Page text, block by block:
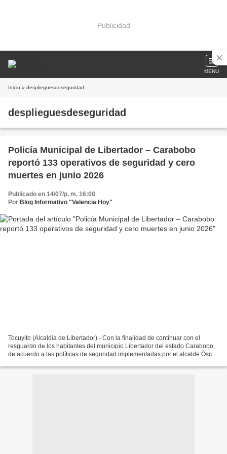
Publicidad
MENU
Inicio » desplieguesdeseguridad
desplieguesdeseguridad
Policía Municipal de Libertador – Carabobo
reportó 133 operativos de seguridad y cero
muertes en junio 2026
Publicado en 14/07/p. m. 16:08
Por Blog Informativo "Valencia Hoy"
Tocuyito (Alcaldía de Libertador).- Con la finalidad de continuar con el
resguardo de los habitantes del municipio Libertador del estado Carabobo,
de acuerdo a las políticas de seguridad implementadas por el alcalde Óscar